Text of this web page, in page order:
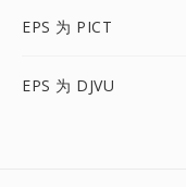
EPS 为 PICT
EPS 为 DJVU